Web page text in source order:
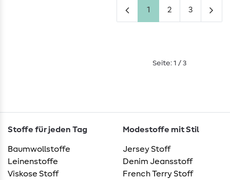
1 2 3
Seite: 1 / 3
Stoffe für jeden Tag
Baumwollstoffe
Leinenstoffe
Viskose Stoff
Modestoffe mit Stil
Jersey Stoff
Denim Jeansstoff
French Terry Stoff